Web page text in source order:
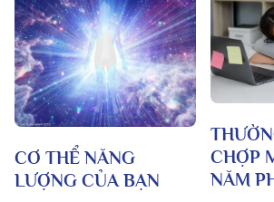
CƠ THỂ NĂNG
LƯỢNG CỦA BẠN
CHỢP
NĂM